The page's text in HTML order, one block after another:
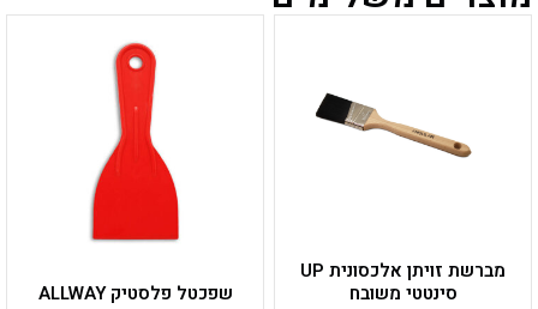
מברשת זויתן אלכסונית UP
סינטטי משובח
מספר
סוגים.
המוצר
שפכטל פלסטיק ALLWAY
זה
יש
מספר
סוגים.
ניתן
לבחור
האפשרויות